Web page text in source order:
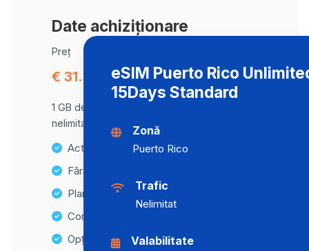
Date achiziționare
Preț
€ 31.30
1 GB de date la viteză maximă, apoi trafic
nelimitat la o viteză de 512 Kbps .
Activare instantanee
Fără taxe ascunse
Planuri de date nelimitate
Compatibilitate cu multiple dispozitive
Opțiuni de reîncărcare ușoară
eSIM Puerto Rico
15Days Standard
Zonă
Puerto Rico
Trafic
Nelimitat
Valabilitate